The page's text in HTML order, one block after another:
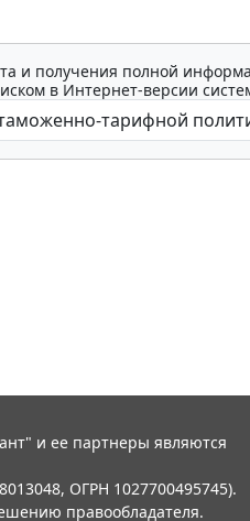
и получения полной
в Интернет-версии
и ее партнеры являются
ОГРН 1027700495745).
правообладателя.